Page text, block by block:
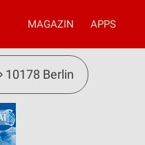
MAGAZIN APPS
10178 Berlin